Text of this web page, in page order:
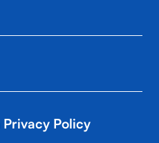
Privacy Policy